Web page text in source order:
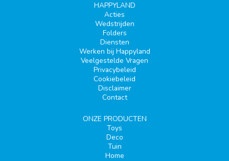
HAPPYLAND
Acties
Wedstrijden
Folders
Diensten
Werken bij Happyland
Veelgestelde Vragen
Privacybeleid
Cookiebeleid
Disclaimer
Contact
ONZE PRODUCTEN
Toys
Deco
Tuin
Home